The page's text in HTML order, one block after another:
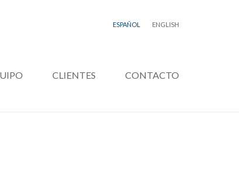
ESPAÑOL ENGLISH
CLIENTES CONTACTO